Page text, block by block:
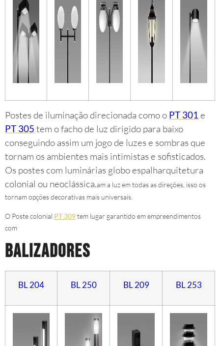
Postes de iluminação direcionada como o PT 301 e
PT 305 tem o facho de luz dirigido para baixo
conseguindo assim um jogo de luzes e sombras que
tornam os ambientes mais intimistas e sofisticados.
Os postes com luminárias globo espalharquitetura
colonial ou neoclássica.am a luz em todas as direções, isso os
tornam opções decorativas mais universais.
O Poste colonial PT 309tem lugar garantido em empreendimentos
com
Balizadores
BL 204 BL 250 BL 209 BL 253